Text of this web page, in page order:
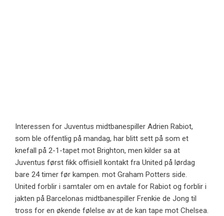
Interessen for Juventus midtbanespiller Adrien Rabiot,
som ble offentlig på mandag, har blitt sett på som et
knefall på 2-1-tapet mot Brighton, men kilder sa at
Juventus først fikk offisiell kontakt fra United på lørdag
bare 24 timer før kampen. mot Graham Potters side.
United forblir i samtaler om en avtale for Rabiot og forblir i
jakten på Barcelonas midtbanespiller Frenkie de Jong til
tross for en økende følelse av at de kan tape mot Chelsea.